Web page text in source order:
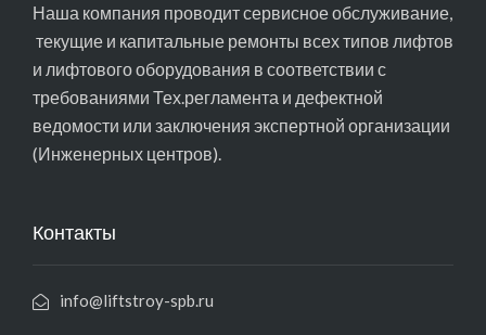
Наша компания проводит сервисное обслуживание,
текущие и капитальные ремонты всех типов лифтов
и лифтового оборудования в соответствии с
требованиями Тех.регламента и дефектной
ведомости или заключения экспертной организации
(Инженерных центров).
Контакты
info@liftstroy-spb.ru